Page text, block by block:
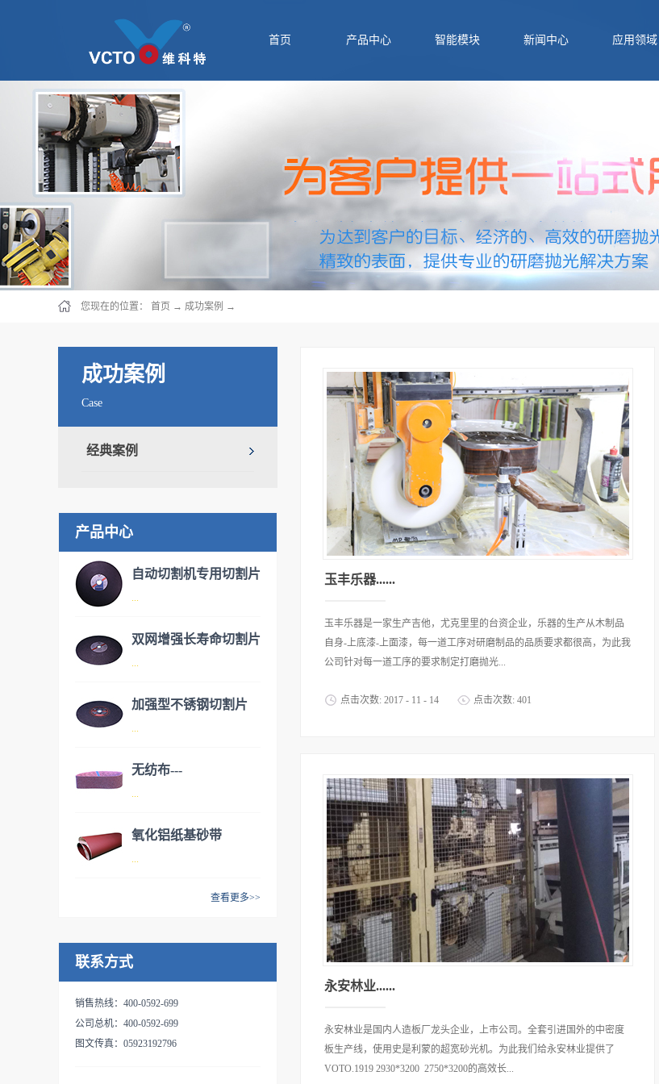
首页 产品中心 智能模块 新闻中心 应用领域
您现在的位置： 首页 → 成功案例 →
成功案例
Case
经典案例
产品中心
自动切割机专用切割片
...
双网增强长寿命切割片
...
加强型不锈钢切割片
...
无纺布---
AW70150（德国进
口）
...
氧化铝纸基砂带
...
查看更多>>
联系方式
销售热线：400-0592-699
公司总机：400-0592-699
图文传真：05923192796
玉丰乐器......
玉丰乐器是一家生产吉他，尤克里里的台资企业，乐器的生产从木制品
自身-上底漆-上面漆，每一道工序对研磨制品的品质要求都很高，为此我
公司针对每一道工序的要求制定打磨抛光...
点击次数: 2017 - 11 - 14 点击次数: 401
永安林业......
永安林业是国内人造板厂龙头企业，上市公司。全套引进国外的中密度
板生产线，使用史是利蒙的超宽砂光机。为此我们给永安林业提供了
VOTO.1919 2930*3200 2750*3200的高效长...